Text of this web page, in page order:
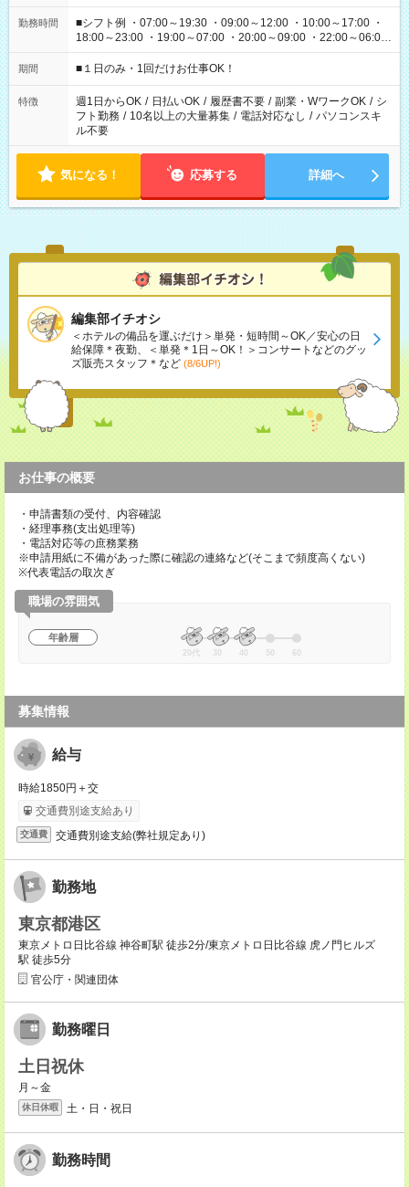
勤務時間
■シフト例 ・07:00～19:30 ・09:00～12:00 ・10:00～17:00 ・
18:00～23:00 ・19:00～07:00 ・20:00～09:00 ・22:00～06:00
etc ★最短で3時間で5,120円のお仕事から 15時間で2万円近く稼
げるお仕事も！ ご希望のお時間に合わせてご紹介！ ※シフトは
ください！
期間 ■１日のみ・1回だけお仕事OK！
特徴 週1日からOK / 日払いOK / 履歴書不要 / 副業・WワークOK / シ
フト勤務 / 10名以上の大量募集 / 電話対応なし / パソコンスキ
ル不要
気になる！ 応募する 詳細へ
編集部イチオシ
＜ホテルの備品を運ぶだけ＞単発・短時間～OK／安心の日
給保障＊夜勤、＜単発＊1日～OK！＞コンサートなどのグッ
ズ販売スタッフ＊など (8/6UP!)
お仕事の概要
・申請書類の受付、内容確認
・経理事務(支出処理等)
・電話対応等の庶務業務
※申請用紙に不備があった際に確認の連絡など(そこまで頻度高くない)
※代表電話の取次ぎ
職場の雰囲気
年齢層
20代 30 40 50 60
募集情報
給与
時給1850円＋交
交通費別途支給あり
交通費 交通費別途支給(弊社規定あり)
勤務地
東京都港区
東京メトロ日比谷線 神谷町駅 徒歩2分/東京メトロ日比谷線 虎ノ門ヒルズ
駅 徒歩5分
官公庁・関連団体
勤務曜日
土日祝休
月～金
休日休暇 土・日・祝日
勤務時間